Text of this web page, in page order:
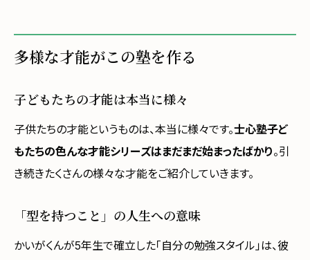
多様な才能がこの塾を作る
子どもたちの才能は本当に様々
子供たちの才能というものは、本当に様々です。士心塾子ど
もたちの色んな才能シリーズはまだまだ始まったばかり。引
き続きたくさんの様々な才能をご紹介していきます。
「型を持つこと」の人生への意味
かいがくんが5年生で確立した「自分の勉強スタイル」は、彼